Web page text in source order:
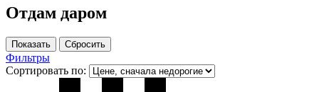
Отдам даром
Фильтры
Сортировать по: